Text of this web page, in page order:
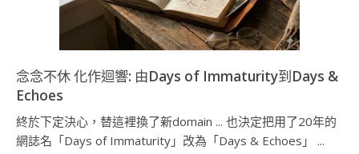
念念不休 化作迴響: 由Days of Immaturity到Days &
Echoes
終於下定決心，替這裡換了新domain ... 也決定把用了20年的
網誌名「Days of Immaturity」改為「Days & Echoes」 ...